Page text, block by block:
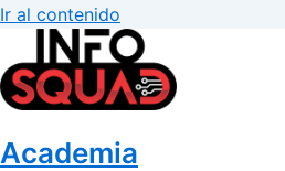
Ir al contenido
Academia